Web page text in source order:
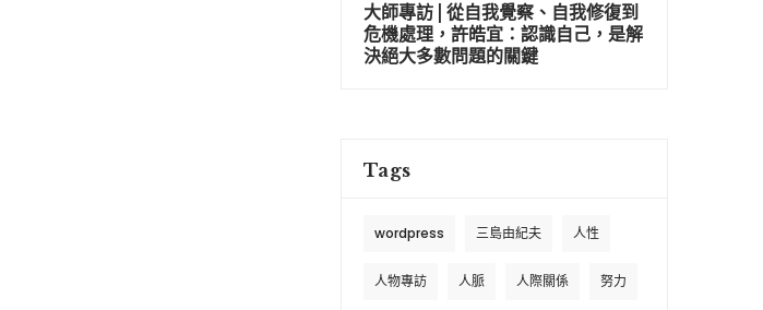
大師專訪 | 從自我覺察、自我修復到
危機處理，許皓宜：認識自己，是解
決絕大多數問題的關鍵
Tags
wordpress 三島由紀夫 人性
人物專訪 人脈 人際關係 努力